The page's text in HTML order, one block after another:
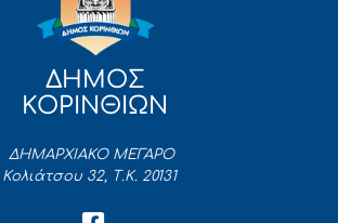
ΔΗΜΟΣ
ΚΟΡΙΝΘΙΩΝ
ΔΗΜΑΡΧΙΑΚΟ ΜΕΓΑΡΟ
Κολιάτσου 32, Τ.Κ. 20131